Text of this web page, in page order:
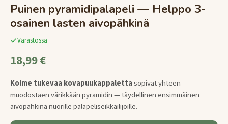
Puinen pyramidipalapeli — Helppo 3-
osainen lasten aivopähkinä
Varastossa
18,99 €
Kolme tukevaa kovapuukappalettasopivat yhteen
muodostaen värikkään pyramidin — täydellinen ensimmäinen
aivopähkinä nuorille palapeliseikkailijoille.